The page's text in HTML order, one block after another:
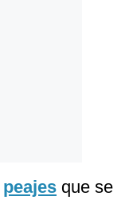
peajes que se